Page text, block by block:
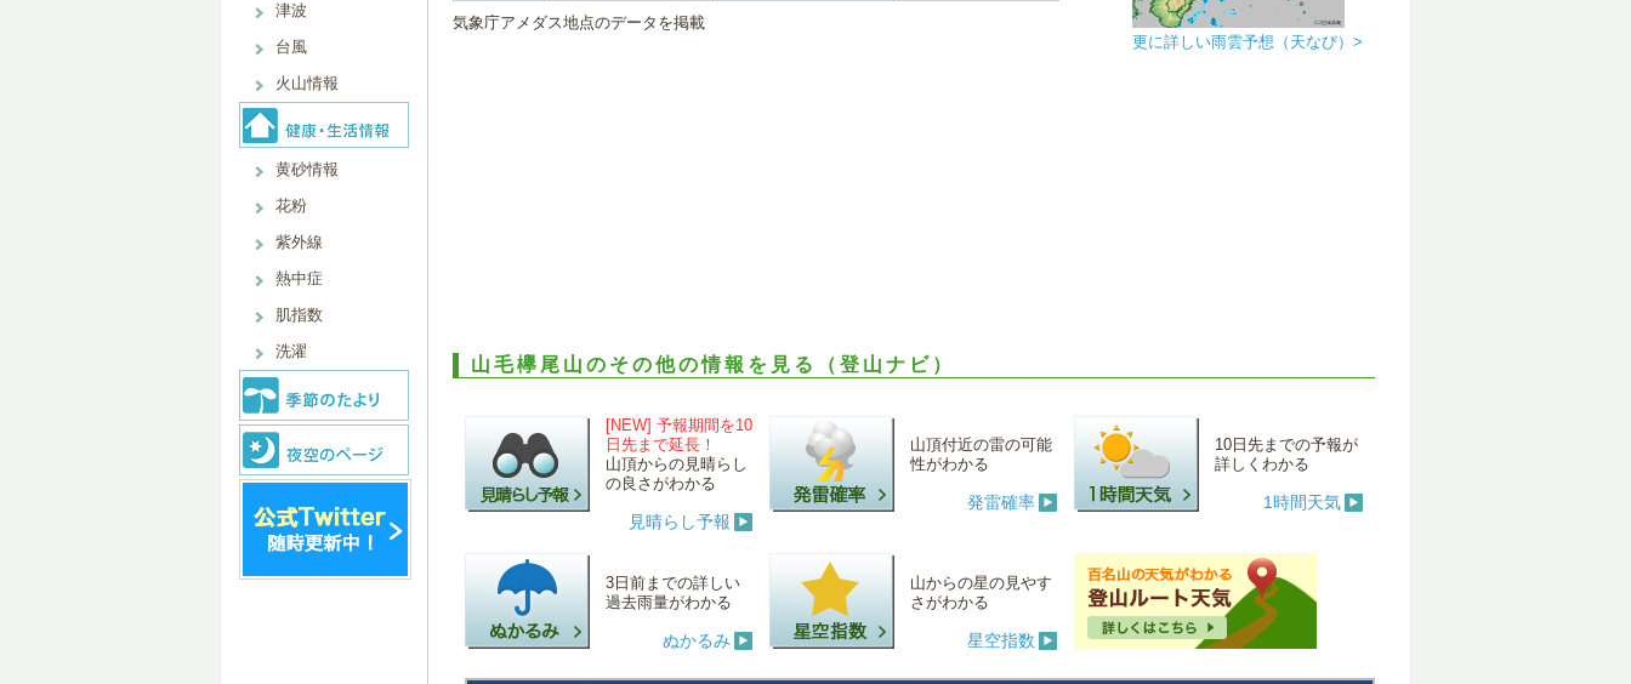
津波
台風
火山情報
黄砂情報
花粉
紫外線
熱中症
肌指数
洗濯
気象庁アメダス地点のデータを掲載
更に詳しい雨雲予想（天なび）>
山毛欅尾山のその他の情報を見る（登山ナビ）
[NEW] 予報期間を10
日先まで延長！
山頂からの見晴らし
の良さがわかる
見晴らし予報
山頂付近の雷の可能
性がわかる
発雷確率
10日先までの予報が
詳しくわかる
1時間天気
3日前までの詳しい
過去雨量がわかる
ぬかるみ
山からの星の見やす
さがわかる
星空指数